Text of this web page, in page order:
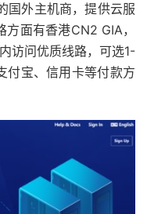
国外主机商，提供云服
面有香港CN2 GIA，
访问优质线路，可选1-
付宝、信用卡等付款方